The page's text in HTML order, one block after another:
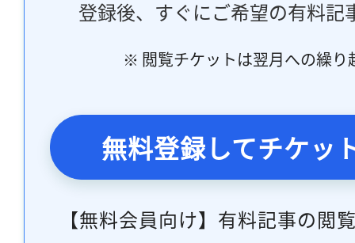
登録後、すぐにご希望の有料記
※ 閲覧チケットは翌月への繰り
無料登録してチケッ
【無料会員向け】有料記事の閲